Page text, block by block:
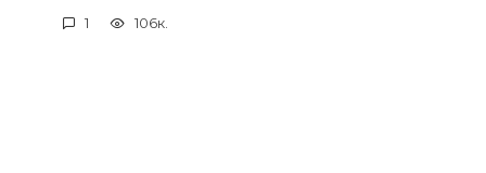
1 106к.